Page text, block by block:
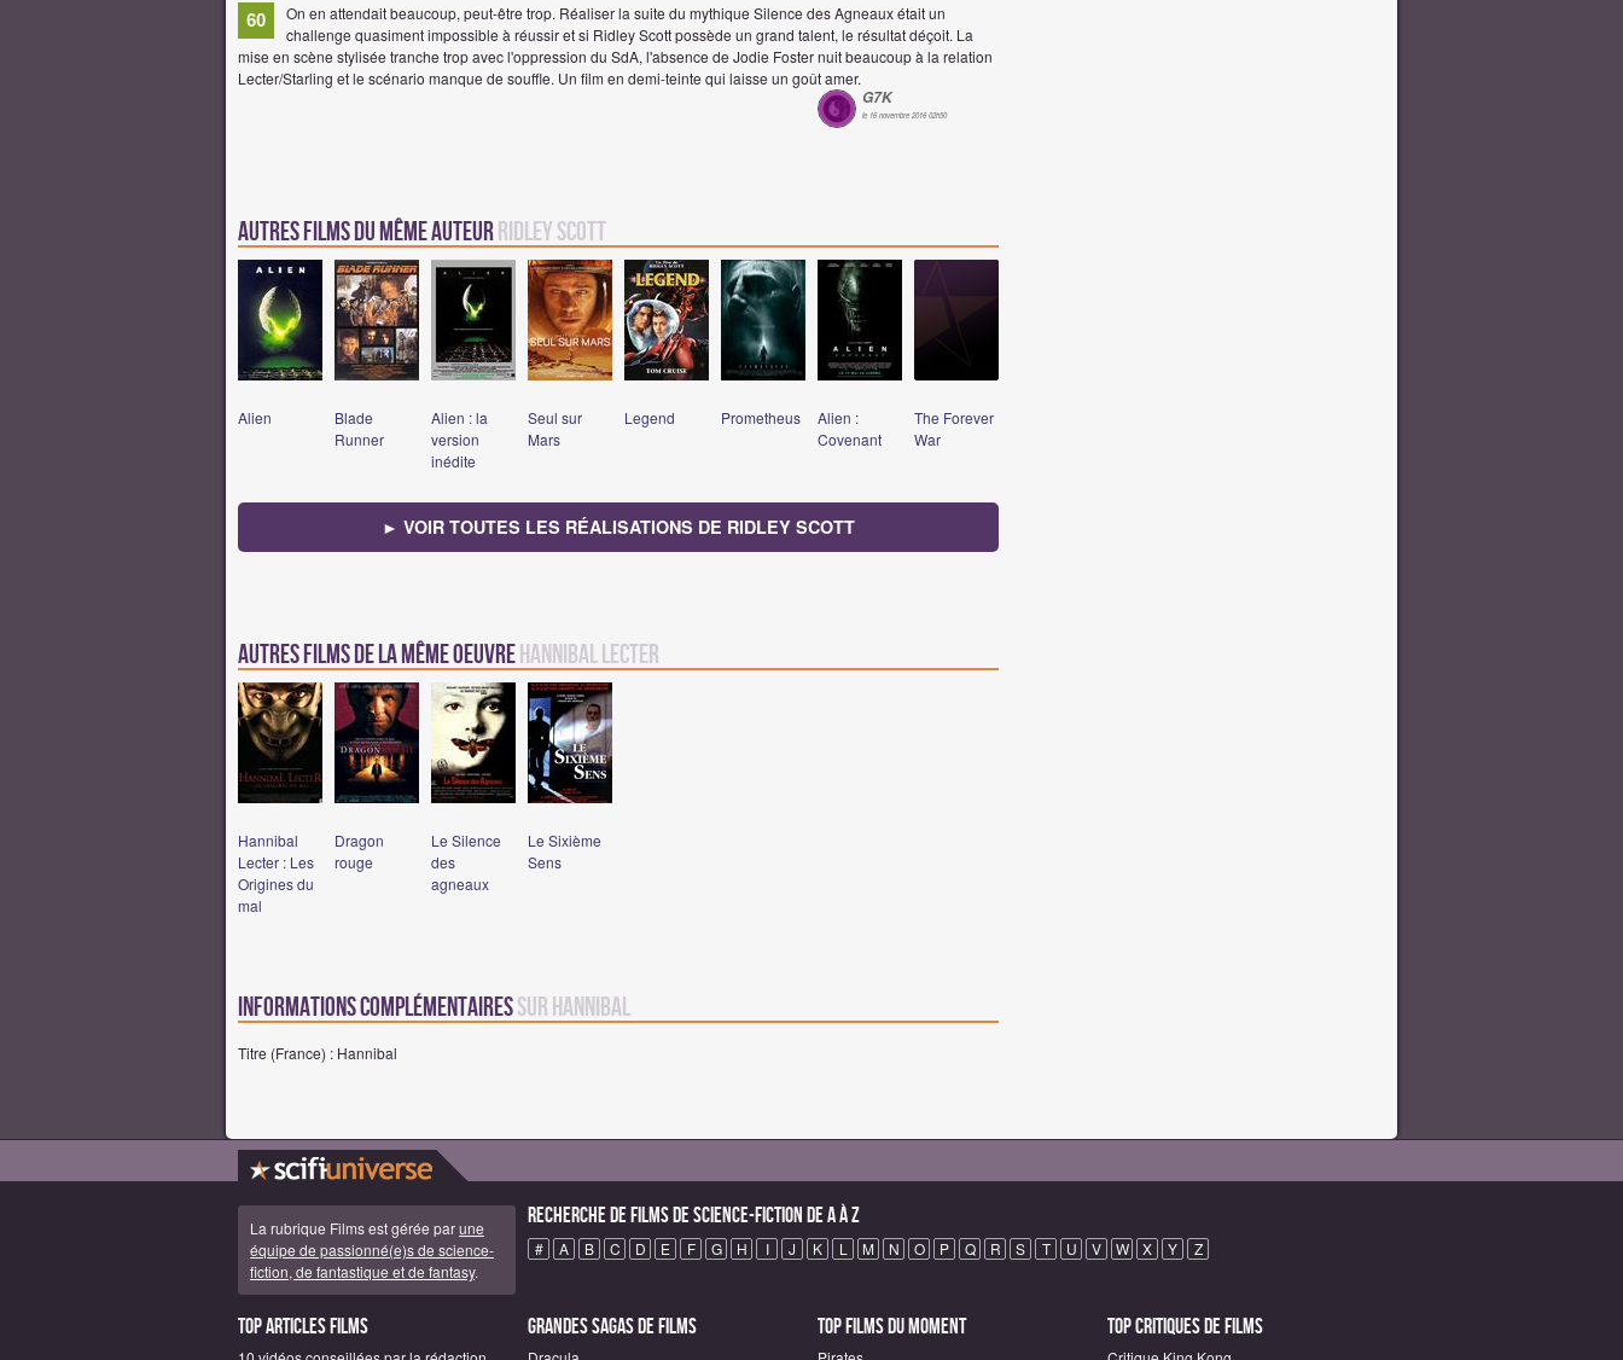
60
On en attendait beaucoup, peut-être trop. Réaliser la suite du mythique Silence des Agneaux était un
challenge quasiment impossible à réussir et si Ridley Scott possède un grand talent, le résultat déçoit. La
mise en scène stylisée tranche trop avec l'oppression du SdA, l'absence de Jodie Foster nuit beaucoup à la relation
Lecter/Starling et le scénario manque de souffle. Un film en demi-teinte qui laisse un goût amer.
G7K
le 16 novembre 2016 02h50
Autres Films du même auteur Ridley Scott
Alien
Blade
Runner
Alien : la
version
inédite
Seul sur
Mars
Legend Prometheus
Alien :
Covenant
The Forever
War
► VOIR TOUTES LES RÉALISATIONS DE RIDLEY SCOTT
Autres films de la même oeuvre Hannibal Lecter
Hannibal
Lecter : Les
Origines du
mal
Dragon
rouge
Le Silence
des
agneaux
Le Sixième
Sens
Informations complémentairessur Hannibal
Titre (France) : Hannibal
La rubrique Films est gérée parune
équipe de passionné(e)s de science-
fiction, de fantastique et de fantasy.
Recherche de Films de science-fiction de A à Z
# A B C D E F G H I J K L M N O P Q R S T U V W X Y Z
Top articles Films Grandes sagas de Films Top Films du moment Top critiques de Films